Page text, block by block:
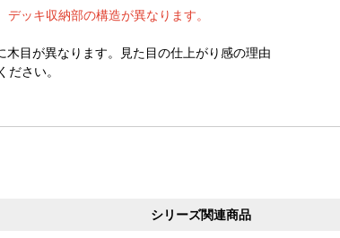
ッキ収納部の構造が異なります。
目が異なります。見た目の仕上がり感の理由
さい。
シリーズ関連商品